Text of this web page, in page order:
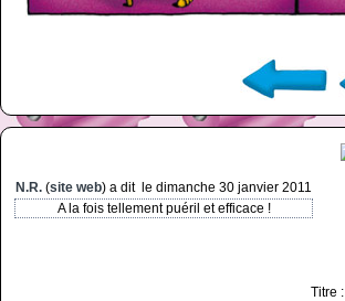
N.R. (site web) a dit le dimanche 30 janvier 2011
A la fois tellement puéril et efficace !
Titre :